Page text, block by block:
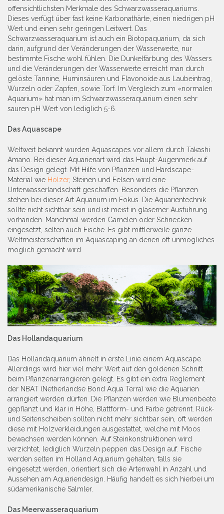
offensichtlichsten Merkmale des Schwarzwasseraquariums.
Dieses verfügt über fast keine Karbonathärte, einen niedrigen pH
Wert und einen sehr geringen Leitwert. Das
Schwarzwasseraquarium ist auch ein Biotopaquarium, da sich
darin, aufgrund der Veränderungen der Wasserwerte, nur
bestimmte Fische wohl fühlen. Die Dunkelfärbung des Wassers
und die Veränderungen der Wasserwerte erreicht man durch
gelöste Tannine, Huminsäuren und Flavonoide aus Laubeintrag,
Wurzeln oder Zapfen, sowie Torf. Im Vergleich zum «normalen
Aquarium» hat man im Schwarzwasseraquarium einen sehr
sauren pH Wert von lediglich 5-6.
Das Aquascape
Weltweit bekannt wurden Aquascapes vor allem durch Takashi
Amano. Bei dieser Aquarienart wird das Haupt-Augenmerk auf
das Design gelegt. Mit Hilfe von Pflanzen und Hardscape-
Material wie Hölzer, Steinen und Felsen wird eine
Unterwasserlandschaft geschaffen. Besonders die Pflanzen
stehen bei dieser Art Aquarium im Fokus. Die Aquarientechnik
sollte nicht sichtbar sein und ist meist in gläserner Ausführung
vorhanden. Manchmal werden Garnelen oder Schnecken
eingesetzt, selten auch Fische. Es gibt mittlerweile ganze
Weltmeisterschaften im Aquascaping an denen oft unmögliches
möglich gemacht wird.
Das Hollandaquarium
Das Hollandaquarium ähnelt in erste Linie einem Aquascape.
Allerdings wird hier viel mehr Wert auf den goldenen Schnitt
beim Pflanzenarrangieren gelegt. Es gibt ein extra Reglement
der NBAT (Netherlandse Bond Aqua Terra) wie die Aquarien
arrangiert werden dürfen. Die Pflanzen werden wie Blumenbeete
gepflanzt und klar in Höhe, Blattform- und Farbe getrennt. Rück-
und Seitenscheiben sollten nicht mehr sichtbar sein, oft werden
diese mit Holzverkleidungen ausgestattet, welche mit Moos
bewachsen werden können. Auf Steinkonstruktionen wird
verzichtet, lediglich Wurzeln peppen das Design auf. Fische
werden selten im Holland Aquarium gehalten, falls sie
eingesetzt werden, orientiert sich die Artenwahl in Anzahl und
Aussehen am Aquariendesign. Häufig handelt es sich hierbei um
südamerikanische Salmler.
Das Meerwasseraquarium